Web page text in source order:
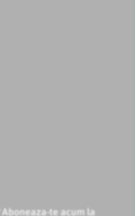
te acum la